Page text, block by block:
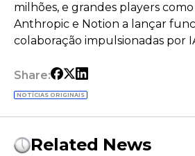
milhões, e grandes players
Anthropic e Notion a lançar
colaboração impulsionadas por
Share:
NOTÍCIAS ORIGINAIS
Related News